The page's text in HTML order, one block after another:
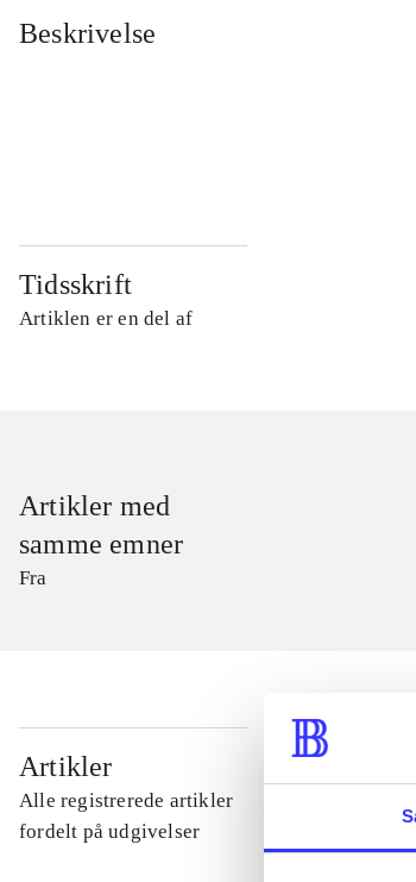
Beskrivelse
Tidsskrift
Artiklen er en del af
Artikler med
samme emner
Fra
Artikler
Alle registrerede artikler
fordelt på udgivelser